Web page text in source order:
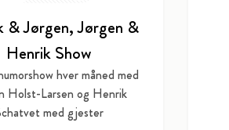
& Jørgen, Jørgen &
Henrik Show
hver måned med
Holst-Larsen og Henrik
med gjester